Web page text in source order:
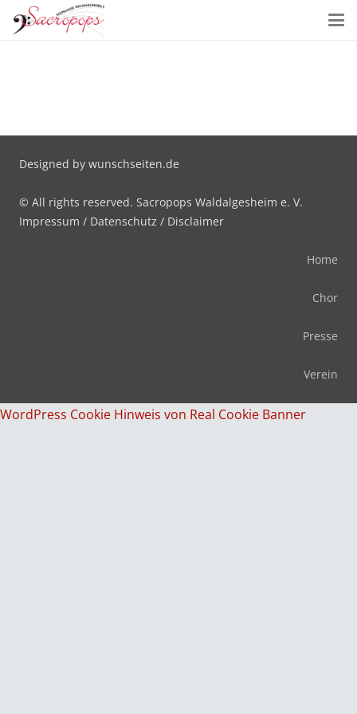
Designed by wunschseiten.de
© All rights reserved. Sacropops Waldalgesheim e. V.
Impressum / Datenschutz / Disclaimer
Home
Chor
Presse
Verein
WordPress Cookie Hinweis von Real Cookie Banner